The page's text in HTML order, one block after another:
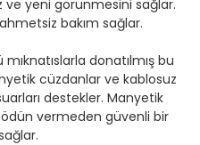
yeni görünmesini sağlar.
bakım sağlar.
donatılmış bu
cüzdanlar ve kablosuz
destekler. Manyetik
ödün vermeden güvenli bir